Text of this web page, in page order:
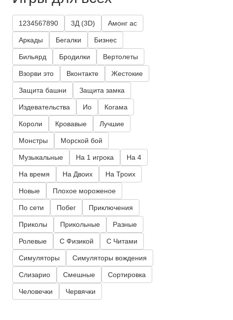
1234567890 3Д (3D) Амонг ас
Аркады Бегалки Бизнес
Бильярд Бродилки Вертолеты
Взорви это Вконтакте Жестокие
Защита башни Защита замка
Издевательства Ио Когама
Короли Кровавые Лучшие
Монстры Морской бой
Музыкальные На 1 игрока На 4
На время На Двоих На Троих
Новые Плохое мороженое
По сети Побег Приключения
Приколы Прикольные Разные
Ролевые С Физикой С Читами
Симуляторы Симуляторы вождения
Слизарио Смешные Сортировка
Человечки Червячки